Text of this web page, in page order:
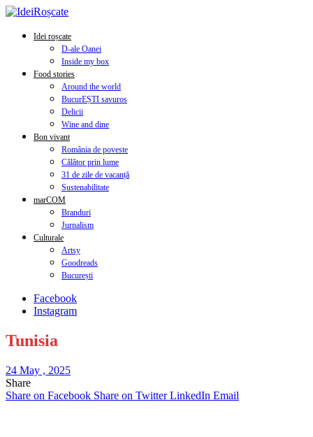
Idei roșcate
D-ale Oanei
Inside my box
Food stories
Around the world
BucurEȘTI savuros
Delicii
Wine and dine
Bon vivant
România de poveste
Călător prin lume
31 de zile de vacanță
Sustenabilitate
marCOM
Branduri
Jurnalism
Culturale
Artsy
Goodreads
București
Facebook
Instagram
Tunisia
24 May , 2025
Share
Share on Facebook Share on Twitter LinkedIn Email